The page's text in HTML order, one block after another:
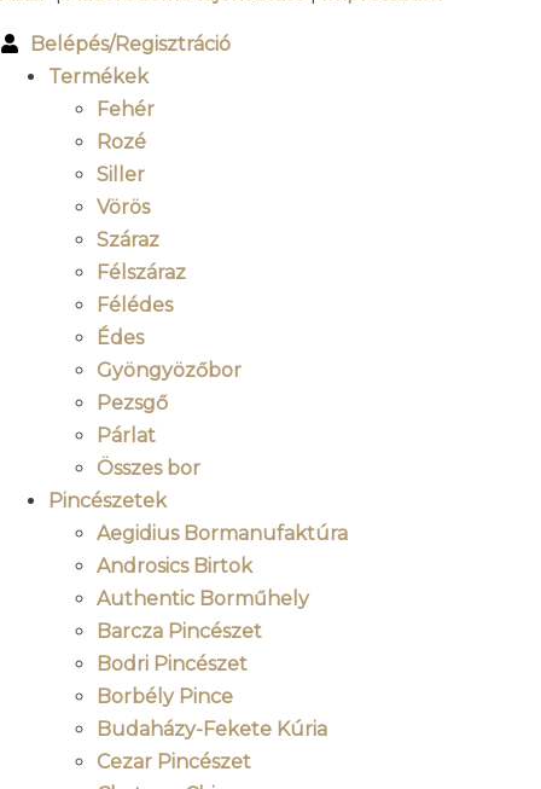
Belépés/Regisztráció
Termékek
Fehér
Rozé
Siller
Vörös
Száraz
Félszáraz
Félédes
Édes
Gyöngyözőbor
Pezsgő
Párlat
Összes bor
Pincészetek
Aegidius Bormanufaktúra
Androsics Birtok
Authentic Borműhely
Barcza Pincészet
Bodri Pincészet
Borbély Pince
Budaházy-Fekete Kúria
Cezar Pincészet